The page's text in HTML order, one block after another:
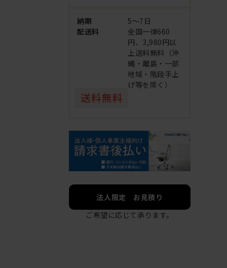
納期
5～7日
配送料
全国一律660
円、3,980円以
上送料無料（沖
縄・離島・一部
地域・階段手上
げ等を除く）
法人限定 お見積り
ご希望に応じて承ります。